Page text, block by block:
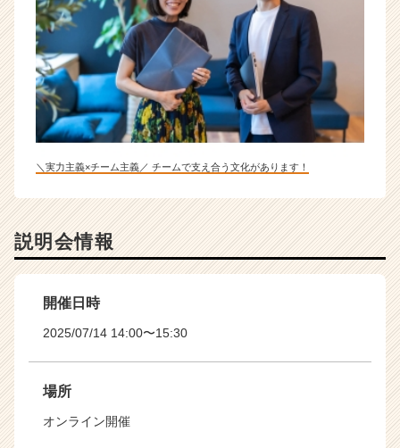
＼実力主義×チーム主義／ チームで支え合う文化があります！
説明会情報
開催日時
2025/07/14 14:00〜15:30
場所
オンライン開催